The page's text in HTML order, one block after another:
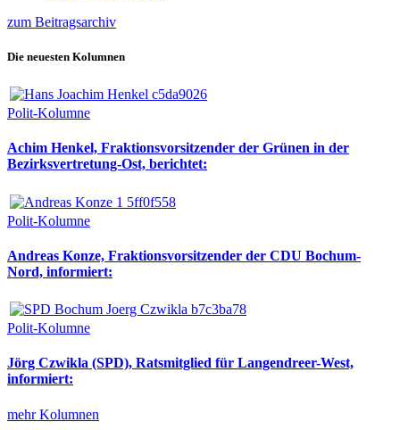
zum Beitragsarchiv
Die neuesten Kolumnen
Polit-Kolumne
Achim Henkel, Fraktionsvorsitzender der Grünen in der
Bezirksvertretung-Ost, berichtet:
Polit-Kolumne
Andreas Konze, Fraktionsvorsitzender der CDU Bochum-
Nord, informiert:
Polit-Kolumne
Jörg Czwikla (SPD), Ratsmitglied für Langendreer-West,
informiert:
mehr Kolumnen